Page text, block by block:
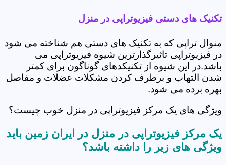
تکنیک های دستی فیزیوتراپی در منزل
منوال تراپی که به تکنیک های دستی هم شناخته می شود
در فیزیوتراپی تاثیرگذارترین شیوه فیزیوتراپی می
باشد.در این شیوه از تکنیکدهای گوناگون برای کمتر
شدن التهاب و برطرف کردن مشکلات عضلات و مفاصل
بهره برده می شود.
ویژگی های یک مرکز فیزیوتراپی در منزل خوب چیست؟
یک مرکز فیزیوتراپی در منزل در ایران زمین باید
ویژگی های زیر را داشته باشد؟